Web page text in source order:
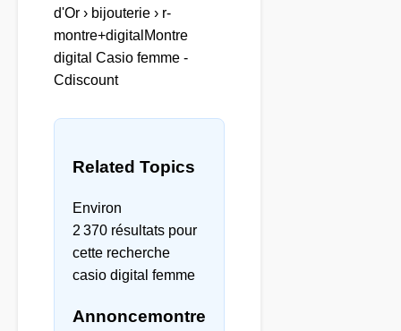
d'Or › bijouterie › r-
montre+digitalMontre
digital Casio femme -
Cdiscount
Related Topics
Environ
2 370 résultats pour
cette recherche
casio digital femme
Annoncemontre